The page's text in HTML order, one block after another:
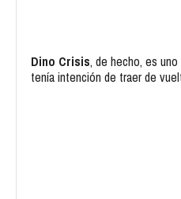
Dino Crisis, de hecho, es
tenía intención de traer de